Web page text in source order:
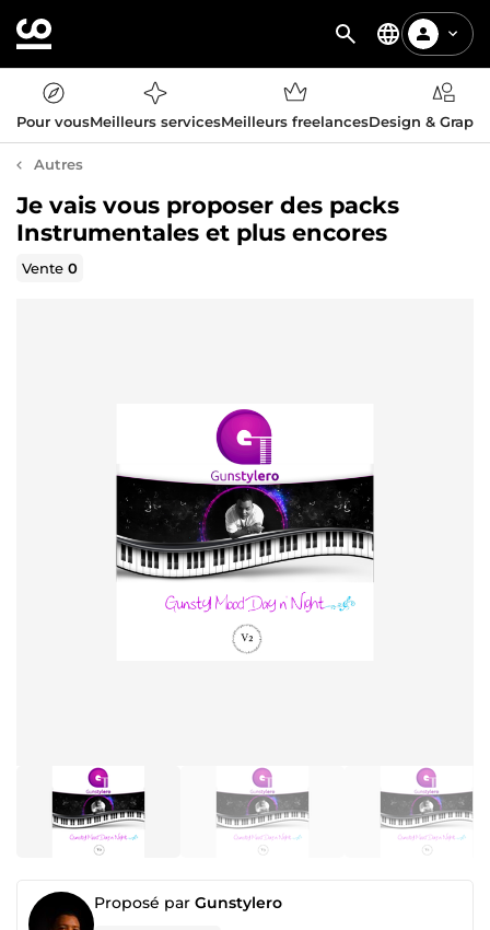
Pour vousMeilleurs servicesMeilleurs freelancesDesign &
Autres
Je vais vous proposer des packs
Instrumentales et plus encores
Vente0
Proposé par Gunstylero